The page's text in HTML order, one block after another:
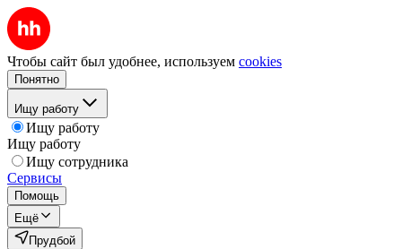
Чтобы сайт был удобнее, используем cookies
Понятно
Ищу работу
Ищу работу
Ищу работу
Ищу сотрудника
Сервисы
Помощь
Ещё
Прудбой